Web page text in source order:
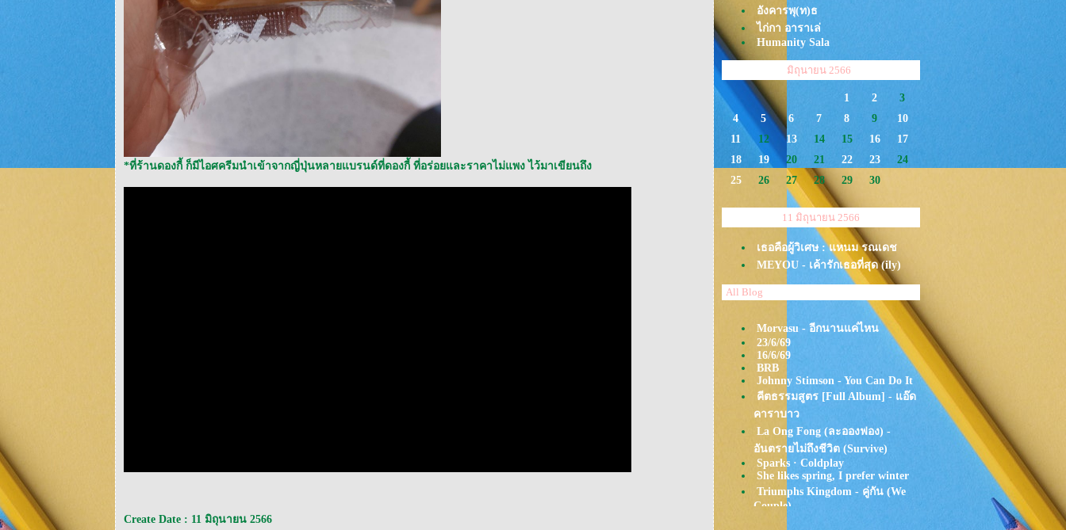
*ที่ร้านดองกี้ ก็มีไอศครีมนำเข้าจากญี่ปุ่นหลายแบรนด์ที่ดองกี้ ที่อร่อยและราคาไม่แพง ไว้มาเขียนถึง
Create Date : 11 มิถุนายน 2566
อังคารพุ(ท)ธ
ไก่กา อาราเล่
Humanity Sala
มิถุนายน 2566
1 2
3
4
5 6 7 8 9
10
11
12 13 14 15 16
17
18
19 20 21 22 23
24
25
26 27 28 29 30
11 มิถุนายน 2566
เธอคือผู้วิเศษ : แหนม รณเดช
MEYOU - เค้ารักเธอที่สุด (ily)
All Blog
Morvasu - อีกนานแค่ไหน
23/6/69
16/6/69
BRB
Johnny Stimson - You Can Do It
คีตธรรมสูตร [Full Album] - แอ๊ด
คาราบาว
La Ong Fong (ละอองฟอง) -
อันตรายไม่ถึงชีวิต (Survive)
Sparks · Coldplay
She likes spring, I prefer winter
Triumphs Kingdom - คู่กัน (We
Couple)